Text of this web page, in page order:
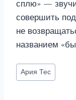
сплю» —
совершить
не
названием
Метки
записи:
Ария Тес